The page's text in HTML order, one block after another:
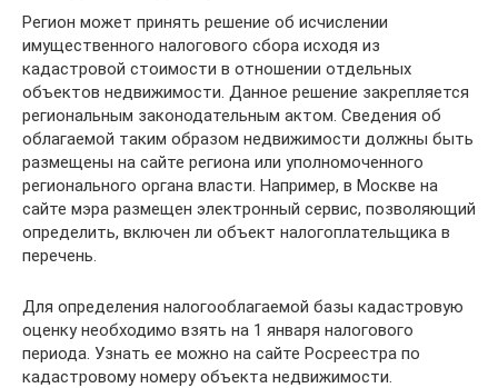
Регион может принять решение об исчислении
имущественного налогового сбора исходя из
кадастровой стоимости в отношении отдельных
объектов недвижимости. Данное решение закрепляется
региональным законодательным актом. Сведения об
облагаемой таким образом недвижимости должны быть
размещены на сайте региона или уполномоченного
регионального органа власти. Например, в Москве на
сайте мэра размещен электронный сервис, позволяющий
определить, включен ли объект налогоплательщика в
перечень.
Для определения налогооблагаемой базы кадастровую
оценку необходимо взять на 1 января налогового
периода. Узнать ее можно на сайте Росреестра по
кадастровому номеру объекта недвижимости.